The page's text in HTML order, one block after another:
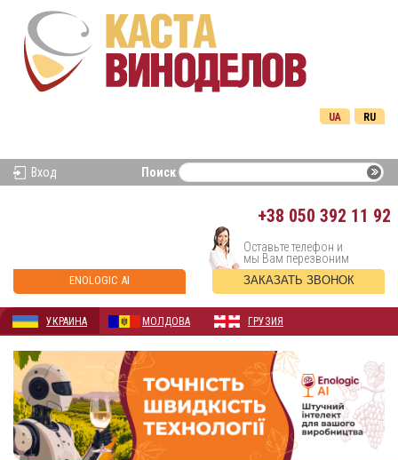
RU
UA
Вход Поиск
+38 050 392 11 92
ENOLOGIC AI
Оставьте телефон и
мы Вам перезвоним
ЗАКАЗАТЬ ЗВОНОК
УКРАИНА МОЛДОВА ГРУЗИЯ